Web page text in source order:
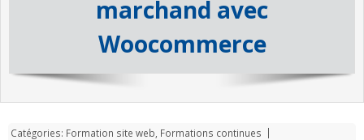
Nos formations
CGV
Politique de cookies (UE)
marchand avec
Woocommerce
Catégories: Formation site web Formations continues